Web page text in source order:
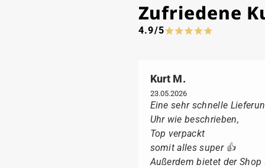
Zufriedene
4.9/5
Kurt M.
23.05.2026
Eine sehr schnelle
Uhr wie beschrieben,
Top verpackt
somit alles super 👍
Außerdem bietet der